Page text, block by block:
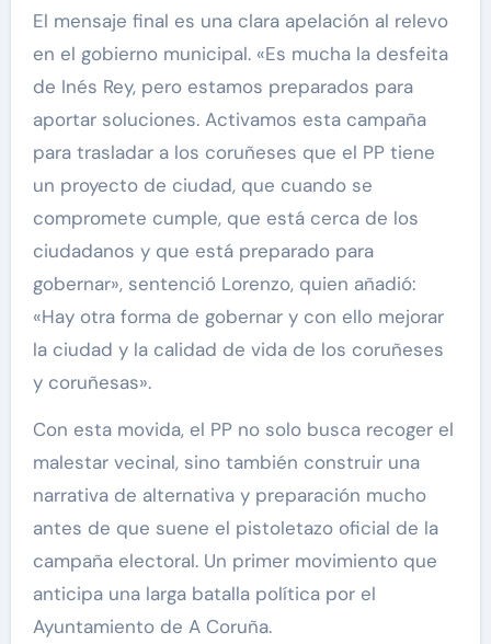
El mensaje final es una clara apelación al relevo
en el gobierno municipal. «Es mucha la desfeita
de Inés Rey, pero estamos preparados para
aportar soluciones. Activamos esta campaña
para trasladar a los coruñeses que el PP tiene
un proyecto de ciudad, que cuando se
compromete cumple, que está cerca de los
ciudadanos y que está preparado para
gobernar», sentenció Lorenzo, quien añadió:
«Hay otra forma de gobernar y con ello mejorar
la ciudad y la calidad de vida de los coruñeses
y coruñesas».
Con esta movida, el PP no solo busca recoger el
malestar vecinal, sino también construir una
narrativa de alternativa y preparación mucho
antes de que suene el pistoletazo oficial de la
campaña electoral. Un primer movimiento que
anticipa una larga batalla política por el
Ayuntamiento de A Coruña.